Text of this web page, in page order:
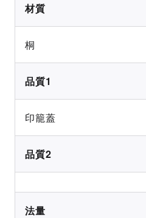
材質
桐
品質1
印籠蓋
品質2
法量